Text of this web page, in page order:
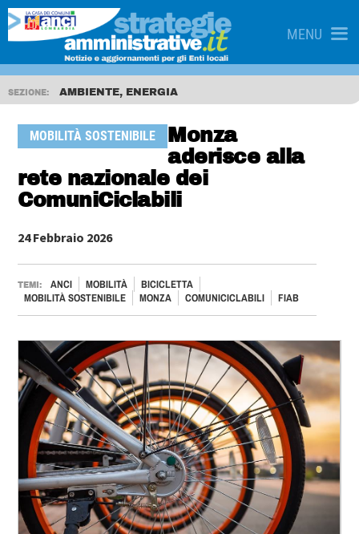
MENU
SEZIONE: AMBIENTE, ENERGIA
MOBILITÀ SOSTENIBILE
Monza
aderisce alla
rete nazionale dei
ComuniCiclabili
24 Febbraio 2026
TEMI: ANCI MOBILITÀ
BICICLETTA
MOBILITÀ SOSTENIBILE
MONZA COMUNICICLABILI FIAB